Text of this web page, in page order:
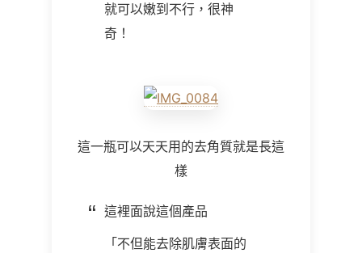
就可以嫩到不行，很神
奇！
這一瓶可以天天用的去角質就是長這
樣
這裡面說這個產品
「不但能去除肌膚表面的